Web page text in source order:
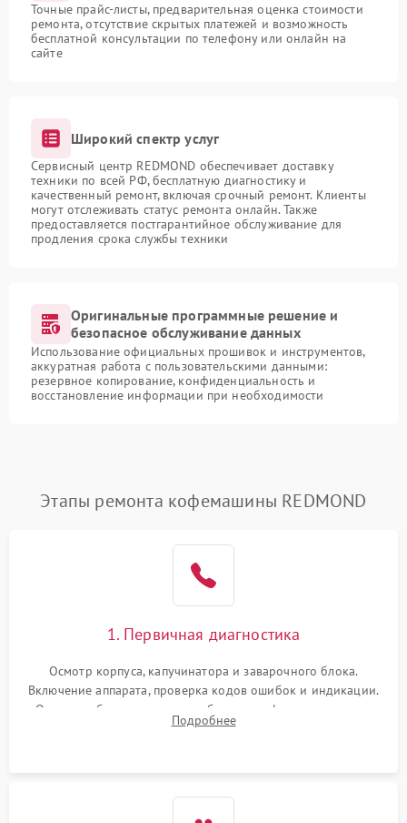
Точные прайс-листы, предварительная оценка стоимости
ремонта, отсутствие скрытых платежей и возможность
бесплатной консультации по телефону или онлайн на
сайте
Широкий спектр услуг
Сервисный центр REDMOND обеспечивает доставку
техники по всей РФ, бесплатную диагностику и
качественный ремонт, включая срочный ремонт. Клиенты
могут отслеживать статус ремонта онлайн. Также
предоставляется постгарантийное обслуживание для
продления срока службы техники
Оригинальные программные решение и
безопасное обслуживание данных
Использование официальных прошивок и инструментов,
аккуратная работа с пользовательскими данными:
резервное копирование, конфиденциальность и
восстановление информации при необходимости
Этапы ремонта кофемашины REDMOND
1. Первичная диагностика
Осмотр корпуса, капучинатора и заварочного блока.
Включение аппарата, проверка кодов ошибок и индикации.
Оценка работы помпы, термоблока и кофемолки на слух.
Измерение температуры и давления воды для выявления
Подробнее